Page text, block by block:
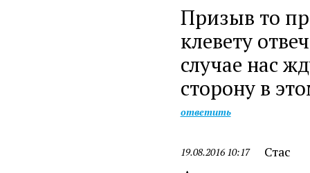
Призыв то
клевету
случае нас
сторону в
ответить
19.08.2016 10:17 Стас